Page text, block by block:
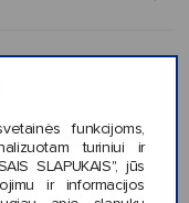
funkcijoms,
turiniui ir
SLAPUKAIS", jūs
ir informacijos